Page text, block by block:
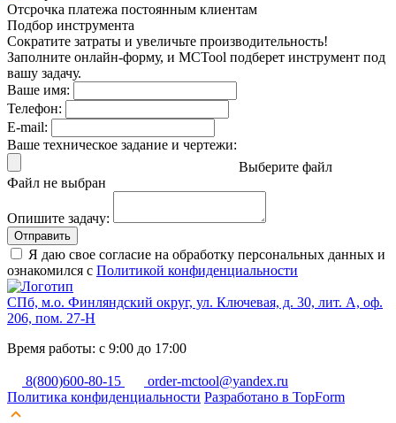
Отсрочка платежа постоянным клиентам
Подбор инструмента
Сократите затраты и увеличьте производительность!
Заполните онлайн-форму, и MCTool подберет инструмент под
вашу задачу.
Ваше имя:
Телефон:
E-mail:
Ваше техническое задание и чертежи:
Выберите файл
Файл не выбран
Опишите задачу:
Отправить
Я даю свое согласие на обработку персональных данных и
ознакомился с Политикой конфиденциальности
СПб, м.о. Финляндский округ, ул. Ключевая, д. 30, лит. А, оф.
206, пом. 27-Н
Время работы: с 9:00 до 17:00
8(800)600-80-15
order-mctool@yandex.ru
Политика конфиденциальности Разработано в TopForm